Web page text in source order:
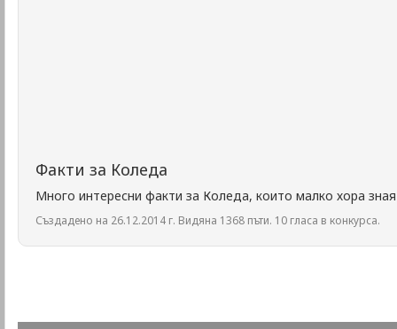
Факти за Коледа
Много интересни факти за Коледа, които малко хора
Създадено на 26.12.2014 г. Видяна 1368 пъти. 10 гласа в конкурса.